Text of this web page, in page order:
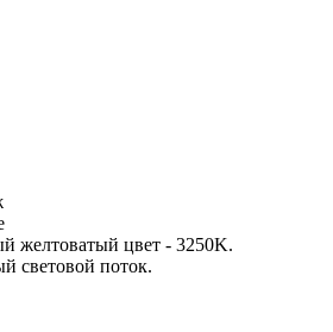
желтоватый цвет - 3250K.
световой поток.